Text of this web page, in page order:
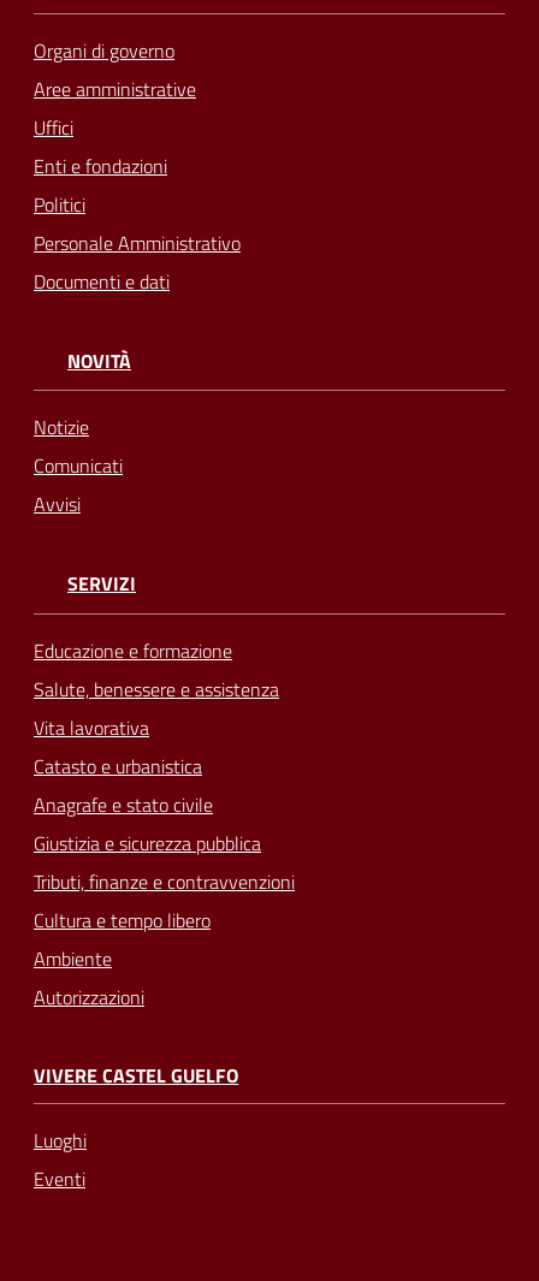
Organi di governo
Aree amministrative
Uffici
Enti e fondazioni
Politici
Personale Amministrativo
Documenti e dati
NOVITÀ
Notizie
Comunicati
Avvisi
SERVIZI
Educazione e formazione
Salute, benessere e assistenza
Vita lavorativa
Catasto e urbanistica
Anagrafe e stato civile
Giustizia e sicurezza pubblica
Tributi, finanze e contravvenzioni
Cultura e tempo libero
Ambiente
Autorizzazioni
VIVERE CASTEL GUELFO
Luoghi
Eventi